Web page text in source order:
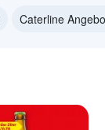
Caterline